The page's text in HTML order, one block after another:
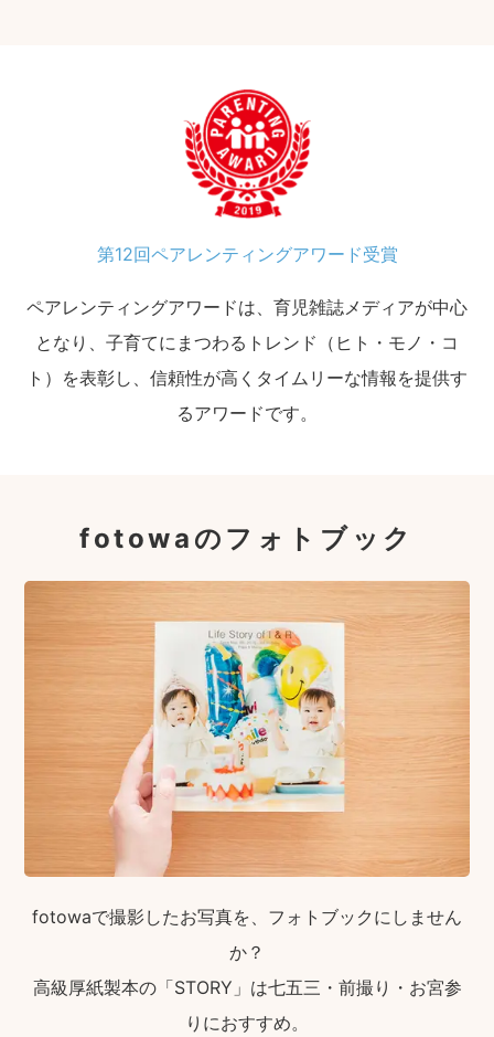
第12回ペアレンティングアワード受賞
ペアレンティングアワードは、育児雑誌メディアが中心
となり、子育てにまつわるトレンド（ヒト・モノ・コ
ト）を表彰し、信頼性が高くタイムリーな情報を提供す
るアワードです。
fotowaのフォトブック
fotowaで撮影したお写真を、フォトブックにしません
か？
高級厚紙製本の「STORY」は七五三・前撮り・お宮参
りにおすすめ。